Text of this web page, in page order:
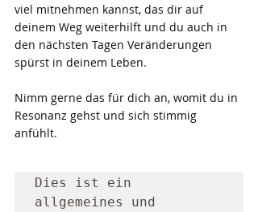
viel mitnehmen kannst, das dir auf
deinem Weg weiterhilft und du auch in
den nächsten Tagen Veränderungen
spürst in deinem Leben.
Nimm gerne das für dich an, womit du in
Resonanz gehst und sich stimmig
anfühlt.
Dies ist ein
allgemeines und